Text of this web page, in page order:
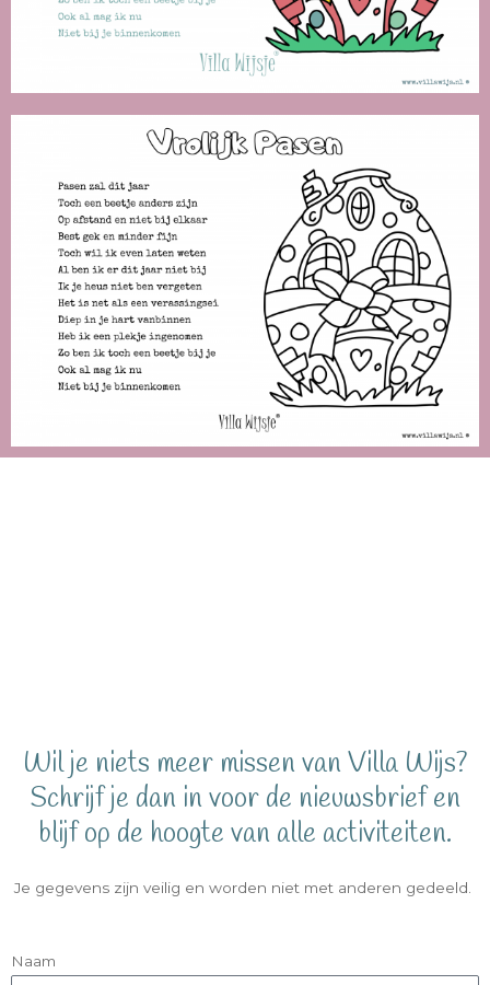
Wil je niets meer missen van Villa Wijs?
Schrijf je dan in voor de nieuwsbrief en
blijf op de hoogte van alle activiteiten.
Je gegevens zijn veilig en worden niet met anderen gedeeld.
Naam